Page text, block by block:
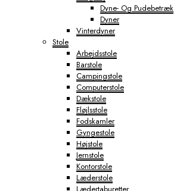
Dyne- Og Pudebetræk
Dyner
Vinterdyner
Stole
Arbejdsstole
Barstole
Campingstole
Computerstole
Dækstole
Fløjlsstole
Fodskamler
Gyngestole
Højstole
Jernstole
Kontorstole
Læderstole